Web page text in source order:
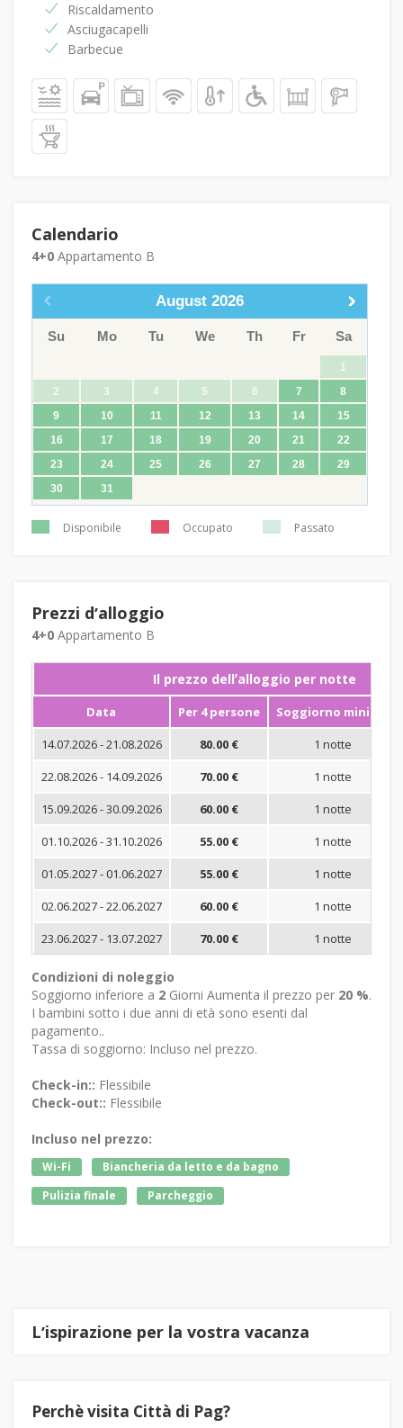
Riscaldamento
Asciugacapelli
Barbecue
Calendario
4+0 Appartamento B
August 2026
Su Mo Tu We Th Fr Sa
1
2
3 4 5 6 7
8
9
10 11 12 13 14
15
16
17 18 19 20 21
22
23
24 25 26 27 28
29
30
31
Disponibile Occupato Passato
Prezzi dʼalloggio
4+0 Appartamento B
Il prezzo dellʼalloggio per notte
Data Per 4 persone
Soggiorno minimo
14.07.2026 - 21.08.2026
80.00 €
1 notte
22.08.2026 - 14.09.2026
70.00 €
1 notte
15.09.2026 - 30.09.2026
60.00 €
1 notte
01.10.2026 - 31.10.2026
55.00 €
1 notte
01.05.2027 - 01.06.2027
55.00 €
1 notte
02.06.2027 - 22.06.2027
60.00 €
1 notte
23.06.2027 - 13.07.2027
70.00 € 1 notte
Condizioni di noleggio
Soggiorno inferiore a 2 Giorni Aumenta il prezzo per 20 %.
I bambini sotto i due anni di età sono esenti dal
pagamento..
Tassa di soggiorno: Incluso nel prezzo.
Check-in:: Flessibile
Check-out:: Flessibile
Incluso nel prezzo:
Wi-Fi
Biancheria da letto e da bagno
Pulizia finale
Parcheggio
Lʼispirazione per la vostra vacanza
Perchè visita Città di Pag?